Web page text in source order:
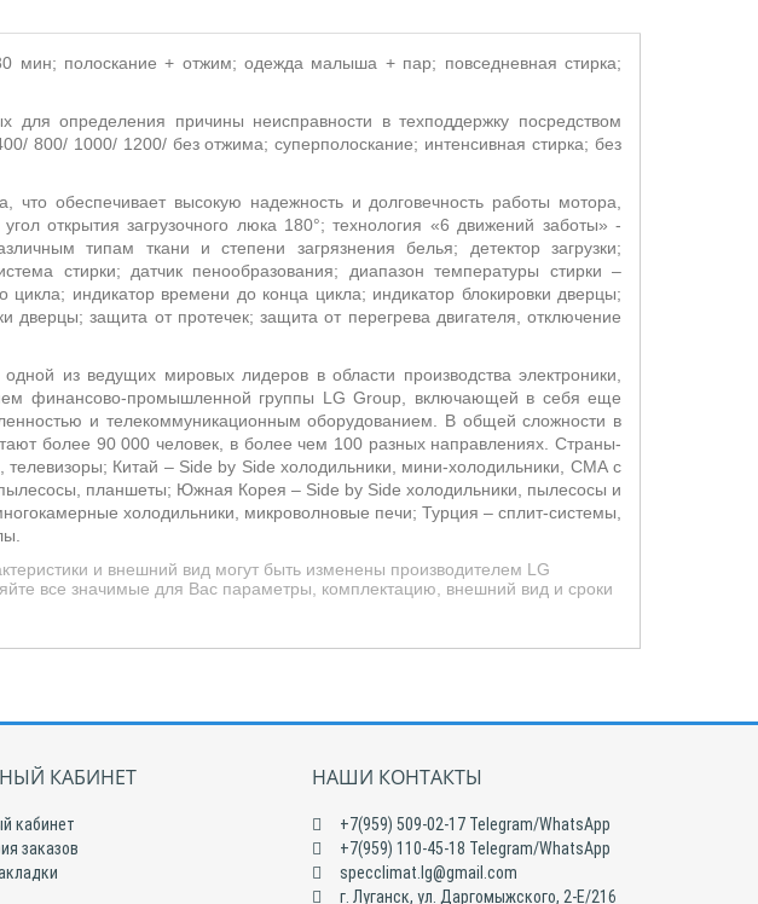
мин; полоскание + отжим; одежда малыша + пар; повседневная стирка;
для определения причины неисправности в техподдержку посредством
800/ 1000/ 1200/ без отжима; суперполоскание; интенсивная стирка; без
что обеспечивает высокую надежность и долговечность работы мотора,
открытия загрузочного люка 180°; технология «6 движений заботы» -
типам ткани и степени загрязнения белья; детектор загрузки;
стирки; датчик пенообразования; диапазон температуры стирки –
индикатор времени до конца цикла; индикатор блокировки дверцы;
дверцы; защита от протечек; защита от перегрева двигателя, отключение
из ведущих мировых лидеров в области производства электроники,
финансово-промышленной группы LG Group, включающей в себя еще
и телекоммуникационным оборудованием. В общей сложности в
более 90 000 человек, в более чем 100 разных направлениях. Страны-
телевизоры; Китай – Side by Side холодильники, мини-холодильники, СМА с
планшеты; Южная Корея – Side by Side холодильники, пылесосы и
холодильники, микроволновые печи; Турция – сплит-системы,
и внешний вид могут быть изменены производителем LG
все значимые для Вас параметры, комплектацию, внешний вид и сроки
КАБИНЕТ
кабинет
заказов
НАШИ КОНТАКТЫ
+7(959) 509-02-17 Telegram/WhatsApp
+7(959) 110-45-18 Telegram/WhatsApp
specclimat.lg@gmail.com
г. Луганск, ул. Даргомыжского, 2-Е/216